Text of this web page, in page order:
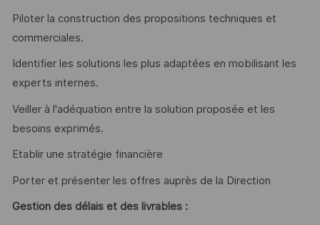
Piloter la construction des propositions techniques et
commerciales.
Identifier les solutions les plus adaptées en mobilisant les
experts internes.
Veiller à l'adéquation entre la solution proposée et les
besoins exprimés.
Etablir une stratégie financière
Porter et présenter les offres auprès de la Direction
Gestion des délais et des livrables :